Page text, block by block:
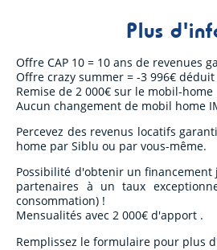
Plus
Offre CAP 10 = 10 ans de revenues
Offre crazy summer = -3 996€
Remise de 2 000€ sur le mobil-home
Aucun changement de mobil home
Percevez des revenus locatifs
home par Siblu ou par vous-même.
Possibilité d'obtenir un financement
partenaires à un taux
consommation) !
Mensualités avec 2 000€ d'apport .
Remplissez le formulaire pour plus